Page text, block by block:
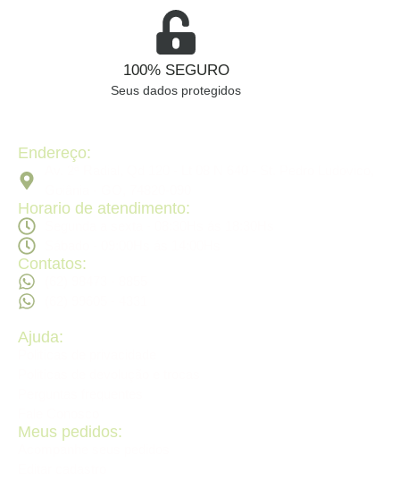
100% SEGURO
Seus dados protegidos
Endereço:
Horario de atendimento:
Contatos:
Ajuda:
Meus pedidos: